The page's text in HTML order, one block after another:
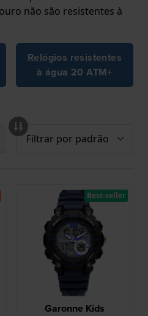
não são resistentes à
Relógios resistentes
à água 20 ATM+
Garonne Kids
Best-seller